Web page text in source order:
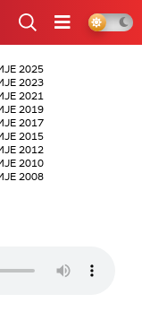
2025
2023
2021
2019
2017
2015
2012
2010
2008